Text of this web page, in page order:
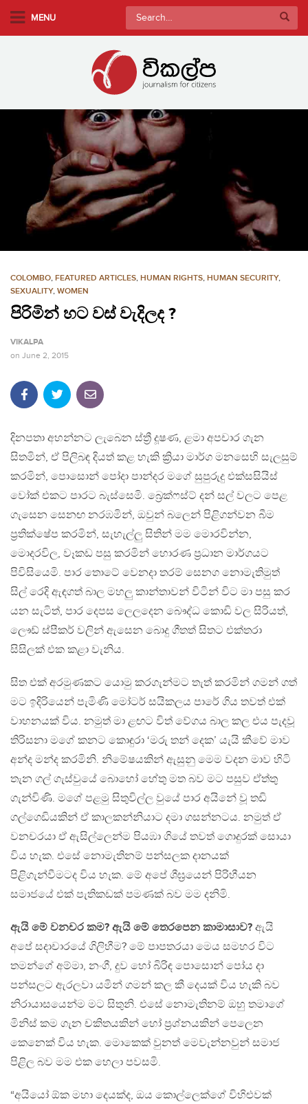
m
e
MENU
Search
for:
COLOMBO, FEATURED ARTICLES, HUMAN RIGHTS, HUMAN SECURITY,
SEXUALITY, WOMEN
පිරිමින් හට වස් වැදිලද ?
VIKALPA
on June 2, 2015
දිනපතා අහන්නට ලැබෙන ස්ත්‍රී දූෂණ, ළමා අපචාර ගැන
සිතමින්, ඒ පිලිබඳ දියත් කළ හැකි ක්‍රියා මාර්ග මනසෙහි සැලසුම්
කරමින්, පොසොන් පෝදා පාන්දර මගේ සුපුරුදු එක්සසියිස්
වෝක් එකට පාරට බැස්සෙමි. බ්‍රෙක්ෆස්ට් දන් සල් වලට පෙළ
ගැසෙන සෙනඟ නරඹමින්, ඔවුන් බලෙන් පිළිගන්වන බීම
ප්‍රතික්ෂේප කරමින්, සැහැල්ලු සිතින් මම මොරවින්න,
මොදරවිල, වෑකඩ පසු කරමින් හොරණ ප්‍රධාන මාර්ගයට
පිවිසියෙමි. පාර තොටේ වෙනදා තරම් සෙනග නොමැතිමුත්
සිල් රෙදි ඇඳගත් බාල මහලු කාන්තාවන් විටින් විට මා පසු කර
යන සැටිත්, පාර දෙපස ලෙලදෙන බෞද්ධ කොඩි වල සිරියත්,
ලෞඩ් ස්පීකර් වලින් ඇසෙන බොදු ගීතත් සිතට එක්තරා
සිසිලක් එක කළා වැනිය.
සිත එක් අරමුණකට යොමු කරගැන්මට තැත් කරමින් ගමන් ගත්
මට ඉදිරියෙන් පැමිණි මෝටර් සයිකලය පාරේ ගිය තවත් එක්
වාහනයක් විය. නමුත් මා ළඟට විත් වේගය බාල කල එය පැදවූ
තිරිසනා මගේ කනට කොඳුරා ‘මරු තන් දෙක’ යැයි කීවේ මාව
අන්ද මන්ද කරමිනි. නිමේෂයකින් ඇසුනු මෙම වදන මාව හිටි
තැන ගල් ගැස්වුයේ බොහෝ හේතු මත බව මට පසුව ඒත්තු
ගැන්විණි. මගේ පළමු සිතුවිල්ල වුයේ පාර අයිනේ වූ තඩි
ගල්ගෙඩියකින් ඒ කාලකන්නියාට දමා ගසන්නටය. නමුත් ඒ
වනචරයා ඒ ඇසිල්ලෙන්ම පියඹා ගියේ තවත් ගොදුරක් සොයා
විය හැක. එසේ නොමැතිනම් පන්සලක දානයක්
පිළිගැන්වීමටද විය හැක. මේ අපේ ශීඝ්‍රයෙන් පිරිහීයන
සමාජයේ එක් පැතිකඩක් පමණක් බව මම දනිමි.
ඇයි මේ වනචර කම? ඇයි මේ තෙරපෙන කාමාසාව? ඇයි
අපේ සදාචාරයේ ගිලිහීම? මේ පාපතරයා මෙය සමහර විට
තමන්ගේ අම්මා, නංගී, දුව හෝ බිරිඳ පොසොන් පෝය දා
පන්සලට ඇරලවා යමින් ගමන් කල කී දෙයක් විය හැකි බව
නිරායාසයෙන්ම මට සිතුනි. එසේ නොමැතිනම් ඔහු තමාගේ
මිනිස් කම ගැන චකිතයකින් හෝ ප්‍රශ්නයකින් පෙලෙන
කෙනෙක් විය හැක. මොකෙක් වුනත් මෙවැන්නවුන් සමාජ
පිළිල බව මම එක හෙලා පවසමි.
“අයියෝ ඕක මහා දෙයක්ද, ඔය කොල්ලෙක්ගේ විහිළුවක්